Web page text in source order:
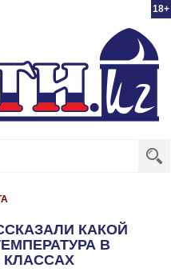
18+
КАКОЙ
В